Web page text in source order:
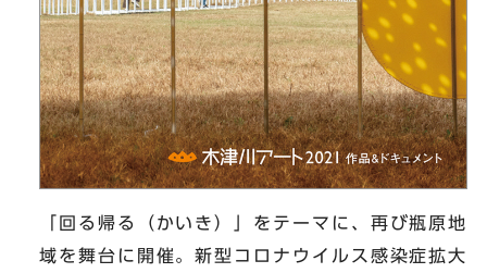
「回る帰る（かいき）」をテーマに、再び瓶原地
域を舞台に開催。新型コロナウイルス感染症拡大